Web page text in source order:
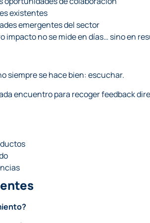
existentes
emergentes del sector
impacto no se mide en días… sino en
siempre se hace bien: escuchar.
encuentro para recoger feedback